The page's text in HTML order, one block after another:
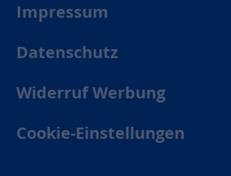
Impressum
Datenschutz
Widerruf Werbung
Cookie-Einstellungen